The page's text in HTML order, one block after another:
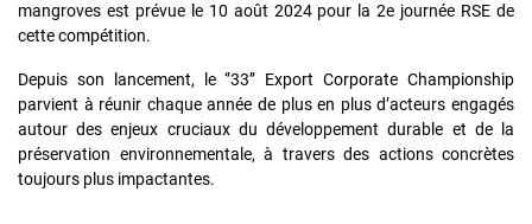
mangroves est prévue le 10 août 2024 pour la 2e journée RSE de
cette compétition.
Depuis son lancement, le ‘’33’’ Export Corporate Championship
parvient à réunir chaque année de plus en plus d’acteurs engagés
autour des enjeux cruciaux du développement durable et de la
préservation environnementale, à travers des actions concrètes
toujours plus impactantes.